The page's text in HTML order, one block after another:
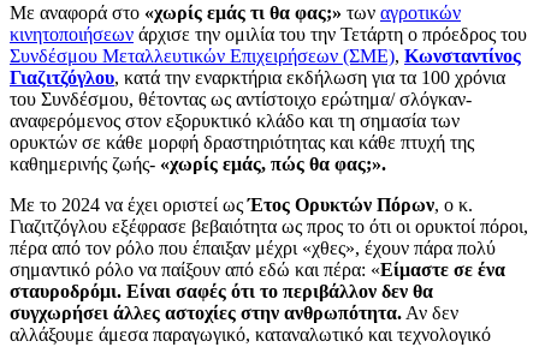
Με αναφορά στο «χωρίς εμάς τι θα φας;» των αγροτικών
κινητοποιήσεων άρχισε την ομιλία του την Τετάρτη ο πρόεδρος του
Συνδέσμου Μεταλλευτικών Επιχειρήσεων (ΣΜΕ), Κωνσταντίνος
Γιαζιτζόγλου, κατά την εναρκτήρια εκδήλωση για τα 100 χρόνια
του Συνδέσμου, θέτοντας ως αντίστοιχο ερώτημα/ σλόγκαν-
αναφερόμενος στον εξορυκτικό κλάδο και τη σημασία των
ορυκτών σε κάθε μορφή δραστηριότητας και κάθε πτυχή της
καθημερινής ζωής- «χωρίς εμάς, πώς θα φας;».
Με το 2024 να έχει οριστεί ωςΈτος Ορυκτών Πόρων, ο κ.
Γιαζιτζόγλου εξέφρασε βεβαιότητα ως προς το ότι οι ορυκτοί πόροι,
πέρα από τον ρόλο που έπαιξαν μέχρι «χθες», έχουν πάρα πολύ
σημαντικό ρόλο να παίξουν από εδώ και πέρα: «Είμαστε σε ένα
σταυροδρόμι. Είναι σαφές ότι το περιβάλλον δεν θα
συγχωρήσει άλλες αστοχίες στην ανθρωπότητα. Αν δεν
αλλάξουμε άμεσα παραγωγικό, καταναλωτικό και τεχνολογικό